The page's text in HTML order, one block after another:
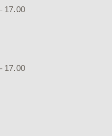
17.00
17.00